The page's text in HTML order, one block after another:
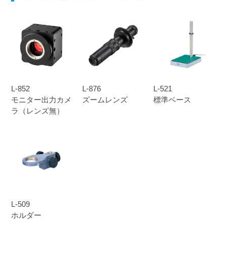
L-852
モニター出力カメ
ラ（レンズ無）
L-876
ズームレンズ
L-521
標準ベース
L-509
ホルダー